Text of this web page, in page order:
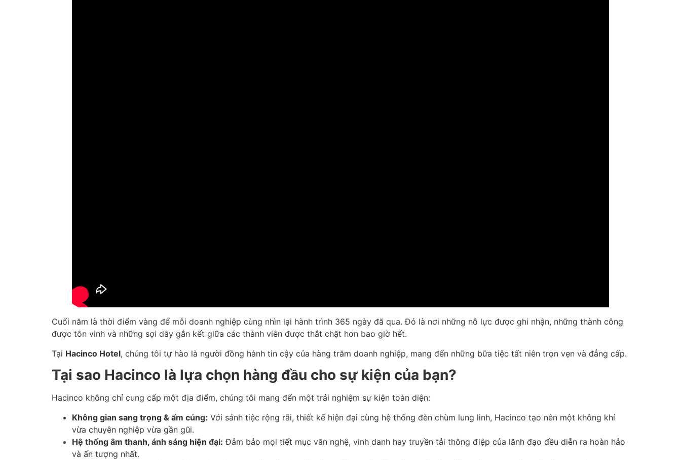
Cuối năm là thời điểm vàng để mỗi doanh nghiệp cùng nhìn lại hành trình 365 ngày đã qua. Đó là nơi những nỗ lực được ghi nhận, những thành công
được tôn vinh và những sợi dây gắn kết giữa các thành viên được thắt chặt hơn bao giờ hết.
Tại Hacinco Hotel, chúng tôi tự hào là người đồng hành tin cậy của hàng trăm doanh nghiệp, mang đến những bữa tiệc tất niên trọn vẹn và đẳng cấp.
Tại sao Hacinco là lựa chọn hàng đầu cho sự kiện của bạn?
Hacinco không chỉ cung cấp một địa điểm, chúng tôi mang đến một trải nghiệm sự kiện toàn diện:
Không gian sang trọng & ấm cúng: Với sảnh tiệc rộng rãi, thiết kế hiện đại cùng hệ thống đèn chùm lung linh, Hacinco tạo nên một không khí
vừa chuyên nghiệp vừa gần gũi.
Hệ thống âm thanh, ánh sáng hiện đại: Đảm bảo mọi tiết mục văn nghệ, vinh danh hay truyền tải thông điệp của lãnh đạo đều diễn ra hoàn hảo
và ấn tượng nhất.